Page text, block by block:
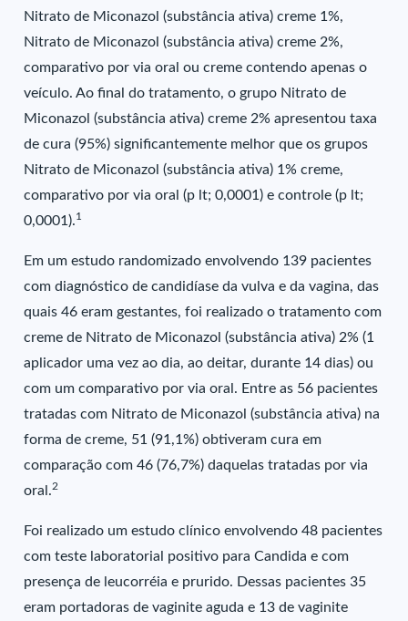
Nitrato de Miconazol (substância ativa) creme 1%,
Nitrato de Miconazol (substância ativa) creme 2%,
comparativo por via oral ou creme contendo apenas o
veículo. Ao final do tratamento, o grupo Nitrato de
Miconazol (substância ativa) creme 2% apresentou taxa
de cura (95%) significantemente melhor que os grupos
Nitrato de Miconazol (substância ativa) 1% creme,
comparativo por via oral (p lt; 0,0001) e controle (p lt;
0,0001).1
Em um estudo randomizado envolvendo 139 pacientes
com diagnóstico de candidíase da vulva e da vagina, das
quais 46 eram gestantes, foi realizado o tratamento com
creme de Nitrato de Miconazol (substância ativa) 2% (1
aplicador uma vez ao dia, ao deitar, durante 14 dias) ou
com um comparativo por via oral. Entre as 56 pacientes
tratadas com Nitrato de Miconazol (substância ativa) na
forma de creme, 51 (91,1%) obtiveram cura em
comparação com 46 (76,7%) daquelas tratadas por via
oral.2
Foi realizado um estudo clínico envolvendo 48 pacientes
com teste laboratorial positivo para Candida e com
presença de leucorréia e prurido. Dessas pacientes 35
eram portadoras de vaginite aguda e 13 de vaginite